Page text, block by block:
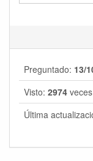
Preguntado: 13/
Visto: 2974 veces
Última